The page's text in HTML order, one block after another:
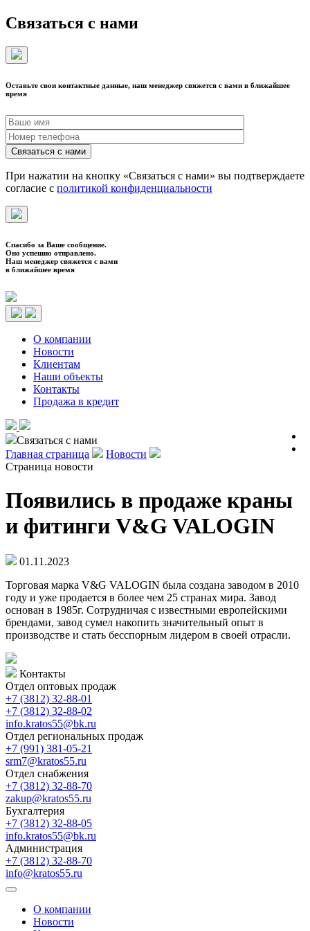
Связаться с нами
Оставьте свои контактные данные, наш менеджер свяжется с вами в ближайшее
время
При нажатии на кнопку «Связаться с нами» вы подтверждаете
согласие с политикой конфиденциальности
Спасибо за Ваше сообщение.
Оно успешно отправлено.
Наш менеджер свяжется с вами
в ближайшее время
О компании
Новости
Клиентам
Наши объекты
Контакты
Продажа в кредит
Связаться с нами
Главная страница
Новости
Страница новости
Появились в продаже краны
и фитинги V&G VALOGIN
01.11.2023
Торговая марка V&G VALOGIN была создана заводом в 2010
году и уже продается в более чем 25 странах мира. Завод
основан в 1985г. Сотрудничая с известными европейскими
брендами, завод сумел накопить значительный опыт в
производстве и стать бесспорным лидером в своей отрасли.
Контакты
Отдел оптовых продаж
+7 (3812) 32-88-01
+7 (3812) 32-88-02
info.kratos55@bk.ru
Отдел региональных продаж
+7 (991) 381-05-21
srm7@kratos55.ru
Отдел снабжения
+7 (3812) 32-88-70
zakup@kratos55.ru
Бухгалтерия
+7 (3812) 32-88-05
info.kratos55@bk.ru
Администрация
+7 (3812) 32-88-70
info@kratos55.ru
О компании
Новости